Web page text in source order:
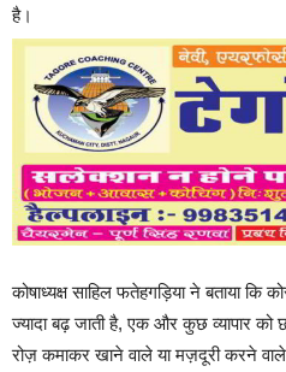
है।
कोषाध्यक्ष साहिल फतेहगड़िया ने बताया कि
ज्यादा बढ़ जाती है, एक और कुछ व्यापार को
रोज़ कमाकर खाने वाले या मज़दूरी करने वाले